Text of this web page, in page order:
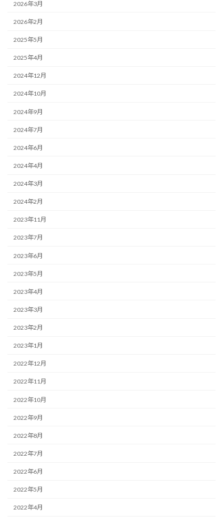
2026年3月
2026年2月
2025年5月
2025年4月
2024年12月
2024年10月
2024年9月
2024年7月
2024年6月
2024年4月
2024年3月
2024年2月
2023年11月
2023年7月
2023年6月
2023年5月
2023年4月
2023年3月
2023年2月
2023年1月
2022年12月
2022年11月
2022年10月
2022年9月
2022年8月
2022年7月
2022年6月
2022年5月
2022年4月